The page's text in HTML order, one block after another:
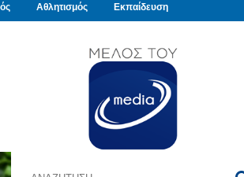
Αθλητισμός Εκπαίδευση